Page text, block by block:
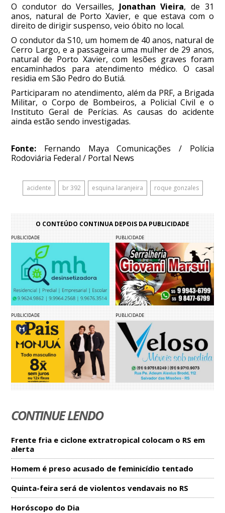
O condutor do Versailles, Jonathan Vieira, de 31
anos, natural de Porto Xavier, e que estava com o
direito de dirigir suspenso, veio óbito no local.
O condutor da S10, um homem de 40 anos, natural de
Cerro Largo, e a passageira uma mulher de 29 anos,
natural de Porto Xavier, com lesões graves foram
encaminhados para atendimento médico. O casal
residia em São Pedro do Butiá.
Participaram no atendimento, além da PRF, a Brigada
Militar, o Corpo de Bombeiros, a Policial Civil e o
Instituto Geral de Perícias. As causas do acidente
ainda estão sendo investigadas.
Fonte: Fernando Maya Comunicações / Polícia
Rodoviária Federal / Portal News
acidente br 392 esquina laranjeira roque gonzales
O CONTEÚDO CONTINUA DEPOIS DA PUBLICIDADE
PUBLICIDADE PUBLICIDADE
PUBLICIDADE PUBLICIDADE
CONTINUE LENDO
Frente fria e ciclone extratropical colocam o RS em
alerta
Homem é preso acusado de feminicídio tentado
Quinta-feira será de violentos vendavais no RS
Horóscopo do Dia